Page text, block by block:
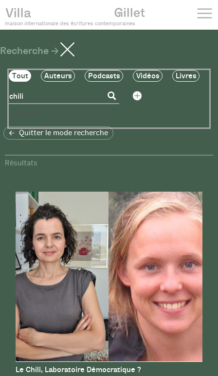
maison internationale des écritures contemporaines
Recherche
Tout Auteurs Podcasts Vidéos Livres
Quitter le mode recherche
Résultats
Le Chili, Laboratoire Démocratique ?